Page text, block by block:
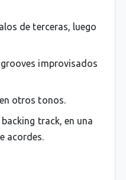
de terceras, luego
improvisados
otros tonos.
track, en una
acordes.